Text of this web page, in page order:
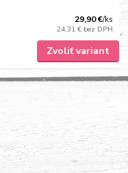
29,90 €/ks
24,31 € bez DPH
Zvoliť variant